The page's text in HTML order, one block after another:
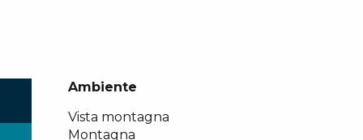
Ambiente
Ambiente
Vista montagna
Montagna